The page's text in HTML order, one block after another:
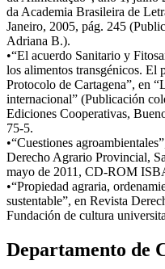
da Academia Brasileira de
Janeiro, 2005, pág. 245
Adriana B.).
​•“El acuerdo Sanitario y
los alimentos transgénicos. El
Protocolo de Cartagena”, en
internacional” (Publicación
Ediciones Cooperativas,
75-5.
​•“Cuestiones
Derecho Agrario Provincial,
mayo de 2011, CD-ROM
​•“Propiedad agraria,
sustentable”, en Revista
Fundación de cultura
Departamento de